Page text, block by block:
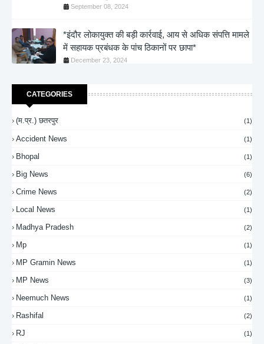
September 08, 2024
*इंदौर लोकायुक्त की बड़ी कार्रवाई, आय से अधिक संपत्ति मामले
में सहायक प्रबंधक के पांच ठिकानों पर छापा*
December 23, 2024
CATEGORIES
(म.प्र.) छतरपुर (1)
Accident News (1)
Bhopal (1)
Big News (6)
Crime News (2)
Local News (1)
Madhya Pradesh (2)
Mp (1)
MP Gramin News (1)
MP News (3)
Neemuch News (1)
Rashifal (2)
RJ (1)